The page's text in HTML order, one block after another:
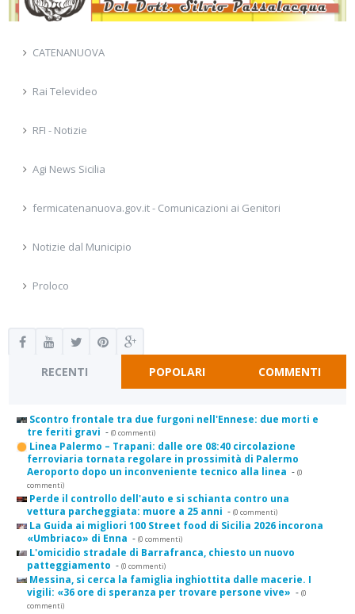
CATENANUOVA
Rai Televideo
RFI - Notizie
Agi News Sicilia
fermicatenanuova.gov.it - Comunicazioni ai Genitori
Notizie dal Municipio
Proloco
RECENTI POPOLARI COMMENTI
Scontro frontale tra due furgoni nell'Ennese: due morti e
tre feriti gravi - (0 commenti)
Linea Palermo – Trapani: dalle ore 08:40 circolazione
ferroviaria tornata regolare in prossimità di Palermo
Aeroporto dopo un inconveniente tecnico alla linea - (0
commenti)
Perde il controllo dell'auto e si schianta contro una
vettura parcheggiata: muore a 25 anni - (0 commenti)
La Guida ai migliori 100 Street food di Sicilia 2026 incorona
«Umbriaco» di Enna - (0 commenti)
L'omicidio stradale di Barrafranca, chiesto un nuovo
patteggiamento - (0 commenti)
Messina, si cerca la famiglia inghiottita dalle macerie. I
vigili: «36 ore di speranza per trovare persone vive» - (0
commenti)